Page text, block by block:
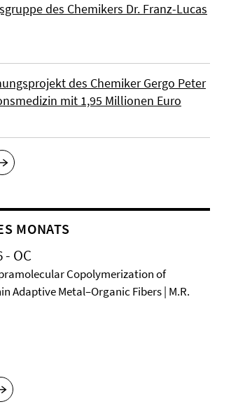
des Chemikers Dr. Franz-Lucas
des Chemiker Gergo Peter
mit 1,95 Millionen Euro
MONATS
OC
Copolymerization of
Adaptive Metal–Organic Fibers | M.R.